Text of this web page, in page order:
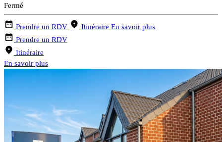
Fermé
Prendre un RDV Itinéraire En savoir plus
Prendre un RDV
Itinéraire
En savoir plus